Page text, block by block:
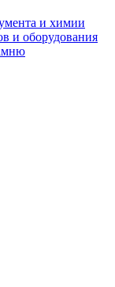
и химии
и оборудования